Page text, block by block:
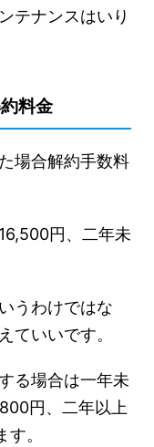
テナンスはいり
料金
場合解約手数料
円、二年未
うわけではな
ていいです。
る場合は一年未
円、二年以上
。